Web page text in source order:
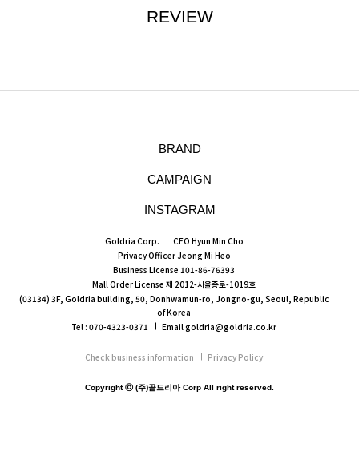
REVIEW
BRAND
CAMPAIGN
INSTAGRAM
Goldria Corp.
CEO Hyun Min Cho
Privacy Officer Jeong Mi Heo
Business License 101-86-76393
Mall Order License 제 2012-서울종로-1019호
(03134) 3F, Goldria building, 50, Donhwamun-ro, Jongno-gu, Seoul, Republic
of Korea
Tel : 070-4323-0371
Email goldria@goldria.co.kr
Check business information Privacy Policy
Copyright ⓒ (주)골드리아 Corp All right reserved.